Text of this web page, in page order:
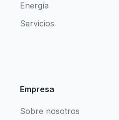
Energía
Servicios
Empresa
Sobre nosotros